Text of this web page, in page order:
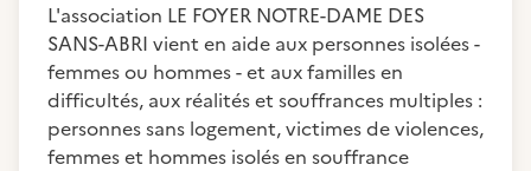
L'association LE FOYER NOTRE-DAME DES
SANS-ABRI vient en aide aux personnes isolées -
femmes ou hommes - et aux familles en
difficultés, aux réalités et souffrances multiples :
personnes sans logement, victimes de violences,
femmes et hommes isolés en souffrance